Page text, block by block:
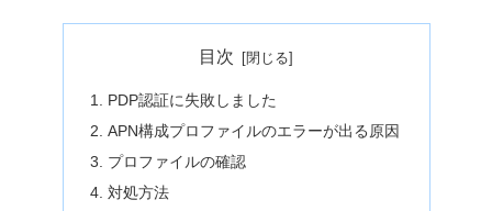
目次
PDP認証に失敗しました
APN構成プロファイルのエラーが出る原因
プロファイルの確認
対処方法